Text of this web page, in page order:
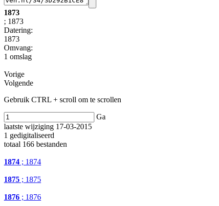
1873
; 1873
Datering:
1873
Omvang:
1 omslag
Vorige
Volgende
Gebruik CTRL + scroll om te scrollen
Ga
laatste wijziging 17-03-2015
1 gedigitaliseerd
totaal 166 bestanden
1874 ; 1874
1875 ; 1875
1876 ; 1876